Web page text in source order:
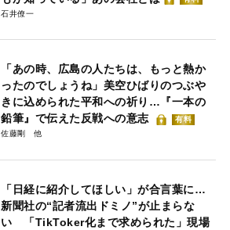
石井僚一
「あの時、広島の人たちは、もっと熱か
ったのでしょうね」美空ひばりのつぶや
きに込められた平和への祈り…『一本の
鉛筆』で伝えた反戦への意志
有料
佐藤剛
「日経に紹介してほしい」が合言葉に…
新聞社の“記者流出ドミノ”が止まらな
い 「TikToker化まで求められた」現場